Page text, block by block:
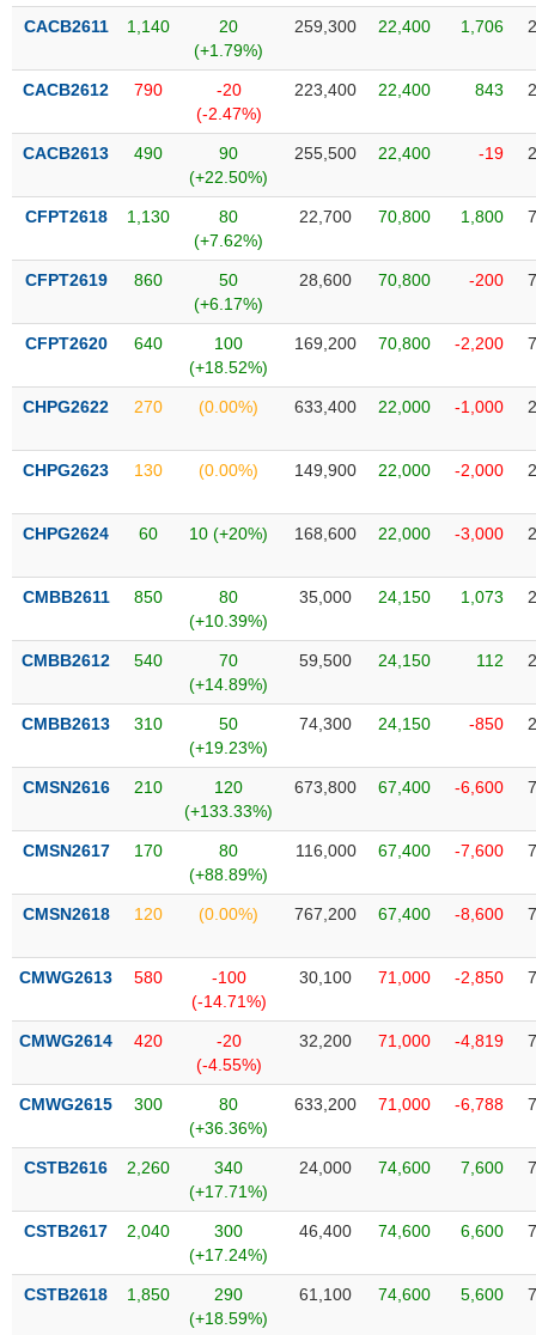
CACB2611 1,140
20
(+1.79%)
259,300 22,400 1,706
CACB2612 790
-20
(-2.47%)
223,400 22,400 843
CACB2613 490
90
(+22.50%)
255,500 22,400 -19
CFPT2618 1,130
80
(+7.62%)
22,700 70,800 1,800
CFPT2619 860
50
(+6.17%)
28,600 70,800 -200
CFPT2620 640
100
(+18.52%)
169,200 70,800 -2,200
CHPG2622 270 (0.00%) 633,400 22,000 -1,000
CHPG2623 130 (0.00%) 149,900 22,000 -2,000
CHPG2624 60 10 (+20%) 168,600 22,000 -3,000
CMBB2611 850
80
(+10.39%)
35,000 24,150 1,073
CMBB2612 540
70
(+14.89%)
59,500 24,150 112
CMBB2613 310
50
(+19.23%)
74,300 24,150 -850
CMSN2616 210
120
(+133.33%)
673,800 67,400 -6,600
CMSN2617 170
80
(+88.89%)
116,000 67,400 -7,600
CMSN2618 120 (0.00%) 767,200 67,400 -8,600
CMWG2613 580
-100
(-14.71%)
30,100 71,000 -2,850
CMWG2614 420
-20
(-4.55%)
32,200 71,000 -4,819
CMWG2615 300
80
(+36.36%)
633,200 71,000 -6,788
CSTB2616 2,260
340
(+17.71%)
24,000 74,600 7,600
CSTB2617 2,040
300
(+17.24%)
46,400 74,600 6,600
CSTB2618 1,850
290
(+18.59%)
61,100 74,600 5,600
SẢN
Mã
chứng
(-)
Cổ phiếu Chỉ số
đạo
(-)
Tất cả Người nội bộ Người liên quan Cổ đông lớn
Tin
tức
của
giả
(-)
phân
tích
Thuật
ngữ
vụ
(-)
tạo